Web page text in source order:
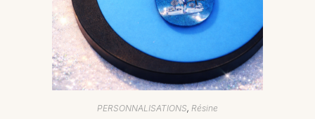
PERSONNALISATIONS, Résine